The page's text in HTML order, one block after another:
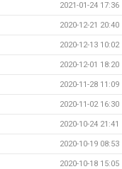
2021-01-24 17:36
2020-12-21 20:40
2020-12-13 10:02
2020-12-01 18:20
2020-11-28 11:09
2020-11-02 16:30
2020-10-24 21:41
2020-10-19 08:53
2020-10-18 15:05